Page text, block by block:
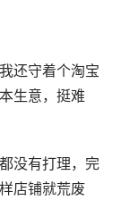
还守着个淘宝
生意，挺难
没有打理，完
店铺就荒废